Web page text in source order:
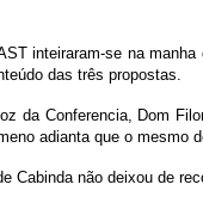
inteiraram-se na
das três propostas.
da Conferencia, Dom
adianta que o mesmo
Cabinda não deixou de